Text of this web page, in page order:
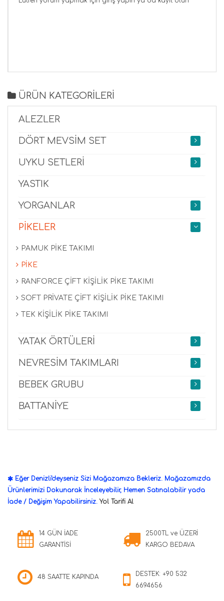
ÜRÜN KATEGORİLERİ
ALEZLER
DÖRT MEVSİM SET
UYKU SETLERİ
YASTIK
YORGANLAR
PİKELER
PAMUK PİKE TAKIMI
PİKE
RANFORCE ÇİFT KİŞİLİK PİKE TAKIMI
SOFT PRİVATE ÇİFT KİŞİLİK PİKE TAKIMI
TEK KİŞİLİK PİKE TAKIMI
YATAK ÖRTÜLERİ
NEVRESİM TAKIMLARI
BEBEK GRUBU
BATTANİYE
Eğer Denizli'deyseniz Sizi Mağazamıza Bekleriz. Mağazamızda
Ürünlerimizi Dokunarak İnceleyebilir, Hemen Satınalabilir yada
İade / Değişim Yapabilirsiniz.Yol Tarifi Al
14 GÜN İADE
GARANTİSİ
2500TL ve ÜZERİ
KARGO BEDAVA
48 SAATTE KAPINDA
DESTEK: +90 532
6694656